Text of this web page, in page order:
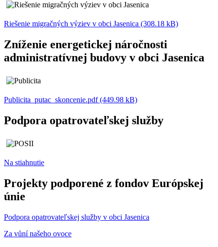
Riešenie migračných výziev v obci Jasenica (308.18 kB)
Zníženie energetickej náročnosti
administratívnej budovy v obci Jasenica
Publicita_putac_skoncenie.pdf (449.98 kB)
Podpora opatrovateľskej služby
Na stiahnutie
Projekty podporené z fondov Európskej
únie
Podpora opatrovateľskej služby v obci Jasenica
Za vůní našeho ovoce